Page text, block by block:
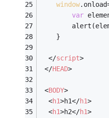
window
var
	}
</script>
</HEAD>
<BODY>
<h1>h1</h1>
<h1>h2</h1>